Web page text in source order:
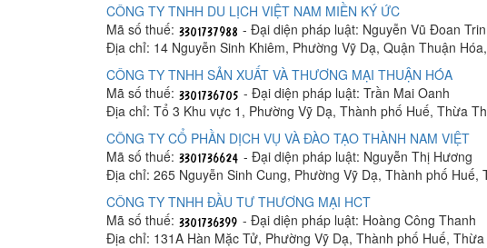
CÔNG TY TNHH DU LỊCH VIỆT NAM MIỀN KÝ ỨC
Mã số thuế:
- Đại diện pháp luật: Nguyễn Vũ Đoan
Địa chỉ: 14 Nguyễn Sinh Khiêm, Phường Vỹ Dạ, Quận Thuận
CÔNG TY TNHH SẢN XUẤT VÀ THƯƠNG MẠI THUẬN HÓA
Mã số thuế:
- Đại diện pháp luật: Trần Mai Oanh
Địa chỉ: Tổ 3 Khu vực 1, Phường Vỹ Dạ, Thành phố Huế, Thừa
CÔNG TY CỔ PHẦN DỊCH VỤ VÀ ĐÀO TẠO THÀNH NAM VIỆT
Mã số thuế:
- Đại diện pháp luật: Nguyễn Thị Hương
Địa chỉ: 265 Nguyễn Sinh Cung, Phường Vỹ Dạ, Thành phố Huế,
CÔNG TY TNHH ĐẦU TƯ THƯƠNG MẠI HCT
Mã số thuế:
- Đại diện pháp luật: Hoàng Công Thanh
Địa chỉ: 131A Hàn Mặc Tử, Phường Vỹ Dạ, Thành phố Huế,